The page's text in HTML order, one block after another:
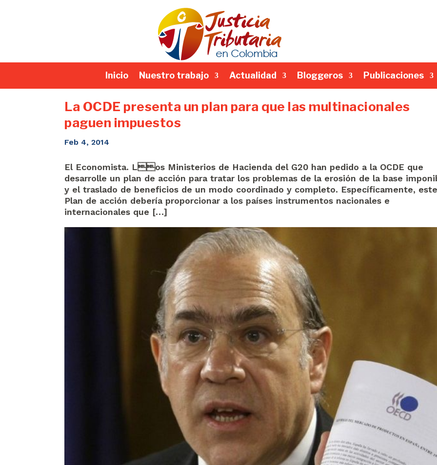
Inicio Nuestro trabajo Actualidad Bloggeros Publicaciones
La OCDE presenta un plan para que las multinacionales
paguen impuestos
Feb 4, 2014
El Economista. Los Ministerios de Hacienda del G20 han pedido a la OCDE que
desarrolle un plan de acción para tratar los problemas de la erosión de la base
y el traslado de beneficios de un modo coordinado y completo. Específicamente, este
Plan de acción debería proporcionar a los países instrumentos nacionales e
internacionales que […]